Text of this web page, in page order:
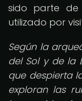
sido parte de
utilizado por
Según la
del Sol y de la
que despierta
exploran las